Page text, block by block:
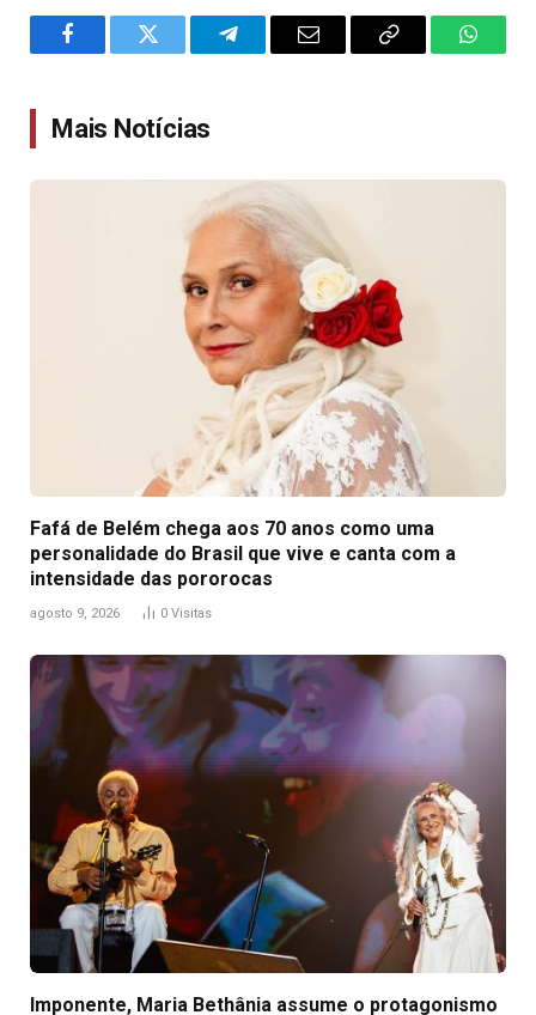
FacebookTwitter TelegramEmail
Copy
Mais Notícias
Fafá de Belém chega aos 70 anos como uma
personalidade do Brasil que vive e canta com a
intensidade das pororocas
agosto 9, 2026 0 Visitas
Imponente, Maria Bethânia assume o protagonismo